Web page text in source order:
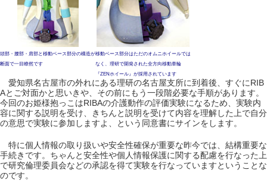
頭部・腰部・肩部と移動ベース部分の構造が
断面で一目瞭然です
移動ベース部分はただのオムニホイールでは
なく、理研で開発された全方向移動車輪
『ZENホイール』が採用されています
愛知県名古屋市の外れにある理研の名古屋支所に到着後、すぐにRIB
Aとご対面かと思いきや、その前にもう一段階必要な手順があります。
今回のお姫様抱っこはRIBAの介護動作の評価実験になるため、実験内
容に関する説明を受け、きちんと説明を受けて内容を理解した上で自分
の意思で実験に参加しますよ、という同意書にサインをします。
特に個人情報の取り扱いや安全性確保が重要な昨今では、結構重要な
手続きです。ちゃんと安全性や個人情報保護に関する配慮を行なった上
で研究倫理委員会などの承認を得て実験を行なっていますということな
のです。